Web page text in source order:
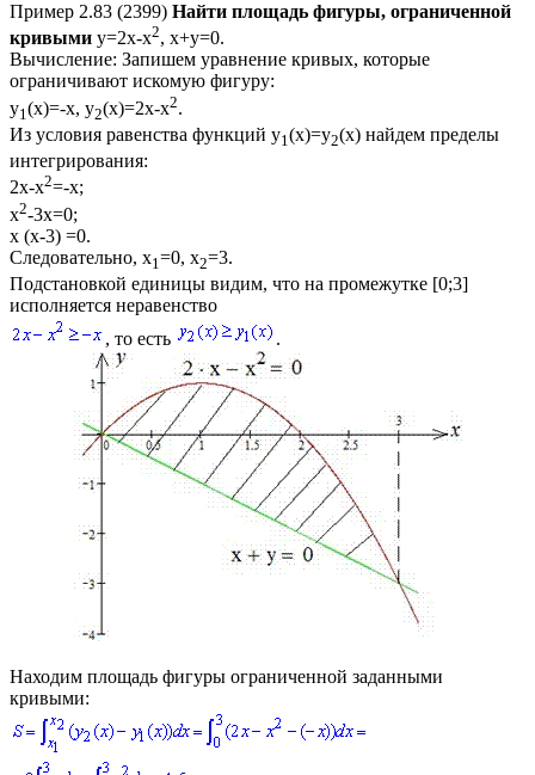
Пример 2.83 (2399) Найти площадь фигуры, ограниченной
кривыми y=2x-x2, x+y=0.
Вычисление: Запишем уравнение кривых, которые
ограничивают искомую фигуру:
y1 (x)=-x, y2(x)=2x-x2.
Из условия равенства функций y1(x)=y2(x) найдем пределы
интегрирования:
2x-x2=-x;
x2-3x=0;
x (x-3) =0.
Следовательно, x1 =0, x2=3.
Подстановкой единицы видим, что на промежутке [0;3]
исполняется неравенство
, то есть
.
Находим площадь фигуры ограниченной заданными
кривыми: